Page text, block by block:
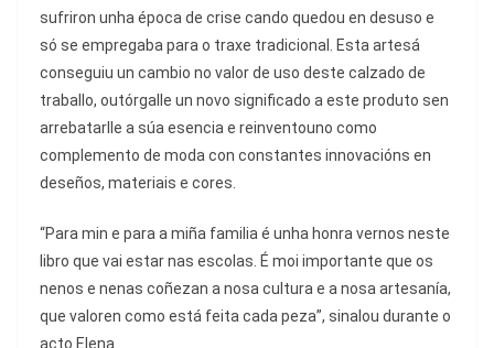
sufriron unha época de crise cando quedou en desuso e
só se empregaba para o traxe tradicional. Esta artesá
conseguiu un cambio no valor de uso deste calzado de
traballo, outórgalle un novo significado a este produto sen
arrebatarlle a súa esencia e reinventouno como
complemento de moda con constantes innovacións en
deseños, materiais e cores.
“Para min e para a miña familia é unha honra vernos neste
libro que vai estar nas escolas. É moi importante que os
nenos e nenas coñezan a nosa cultura e a nosa artesanía,
que valoren como está feita cada peza”, sinalou durante o
acto Elena.